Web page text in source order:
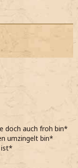
doch auch froh bin*
umzingelt bin*
ist*